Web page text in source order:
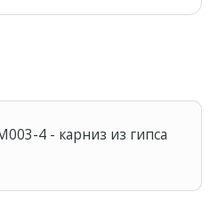
4 - карниз из гипса